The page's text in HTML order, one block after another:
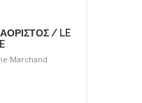
/ LE
Marchand